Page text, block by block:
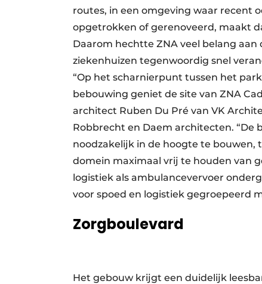
routes, in een omgeving waar recent
opgetrokken of gerenoveerd, maakt
Daarom hechtte ZNA veel belang
ziekenhuizen tegenwoordig snel
“Op het scharnierpunt tussen het
bebouwing geniet de site van ZNA
architect Ruben Du Pré van VK
Robbrecht en Daem architecten.
noodzakelijk in de hoogte te
domein maximaal vrij te houden van
logistiek als ambulancevervoer
voor spoed en logistiek gegroepeerd
Zorgboulevard
Het gebouw krijgt een duidelijk